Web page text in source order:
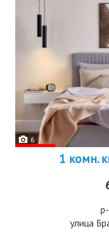
6
1 комн.
улица